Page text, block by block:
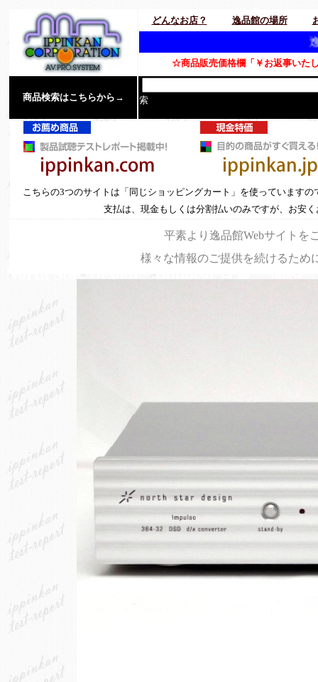
どんなお店？ 逸品館の場所
逸品館は、年中無
☆商品販売価格欄「￥お返事いた
商品検索はこちらから→ 索
こちらの3つのサイトは「同じショッピングカート」を使っています
支払は、現金もしくは分割払いのみですが、お安
平素より逸品館Webサイトを
様々な情報のご提供を続けるため
North Star Design Impulso 音質